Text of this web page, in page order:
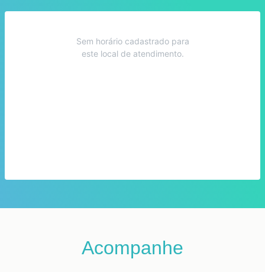
Sem horário cadastrado para
este local de atendimento.
Acompanhe